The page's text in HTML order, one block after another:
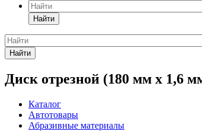
Найти
Найти
Диск отрезной (180 мм х 1,6
Каталог
Автотовары
Абразивные материалы